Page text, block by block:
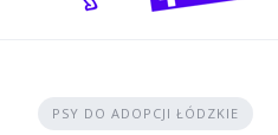
PSY DO ADOPCJI ŁÓDZKIE